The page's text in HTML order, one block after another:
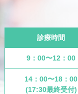
診療時間
9：00〜12：00
14：00〜18：00
(17:30最終受付)